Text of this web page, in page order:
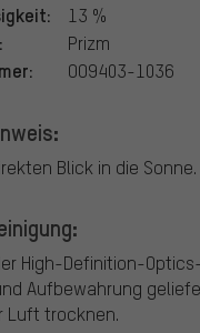
13 %
Prizm
OO9403-1036
Blick in die Sonne.
High-Definition-
Aufbewahrung
Luft trocknen.